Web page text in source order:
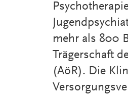
mehr als 800
Trägerschaft
(AöR). Die